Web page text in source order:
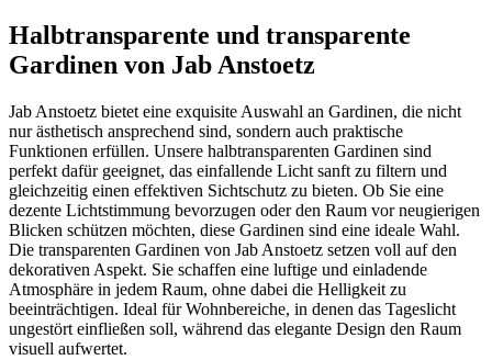
Halbtransparente und transparente
Gardinen von Jab Anstoetz
Jab Anstoetz bietet eine exquisite Auswahl an Gardinen, die nicht
nur ästhetisch ansprechend sind, sondern auch praktische
Funktionen erfüllen. Unsere halbtransparenten Gardinen sind
perfekt dafür geeignet, das einfallende Licht sanft zu filtern und
gleichzeitig einen effektiven Sichtschutz zu bieten. Ob Sie eine
dezente Lichtstimmung bevorzugen oder den Raum vor neugierigen
Blicken schützen möchten, diese Gardinen sind eine ideale Wahl.
Die transparenten Gardinen von Jab Anstoetz setzen voll auf den
dekorativen Aspekt. Sie schaffen eine luftige und einladende
Atmosphäre in jedem Raum, ohne dabei die Helligkeit zu
beeinträchtigen. Ideal für Wohnbereiche, in denen das Tageslicht
ungestört einfließen soll, während das elegante Design den Raum
visuell aufwertet.